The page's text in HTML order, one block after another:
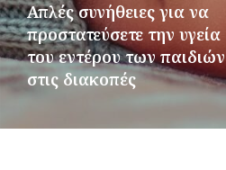
Απλές συνήθειες για να
προστατεύσετε την υγεία
του εντέρου των παιδιών
στις διακοπές